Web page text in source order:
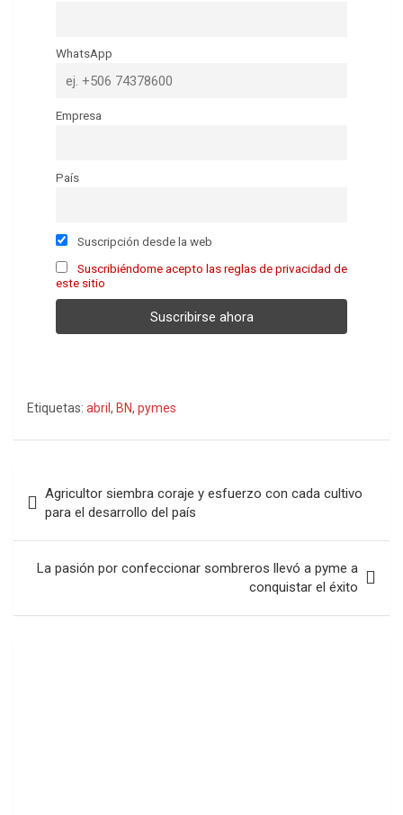
WhatsApp
Empresa
País
Suscripción desde la web
Suscribiéndome acepto las reglas de privacidad de
este sitio
Etiquetas: abril, BN, pymes
de
entradas
Agricultor siembra coraje y esfuerzo con cada cultivo
para el desarrollo del país
La pasión por confeccionar sombreros llevó a pyme a
conquistar el éxito